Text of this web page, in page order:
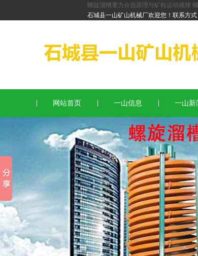
螺旋溜槽重力分选原理与矿粒运动规律
红石螺旋溜槽 锆英石螺旋溜槽 重金石螺
石城县一山矿山机械厂欢迎您！联系方式
网站首页 一山信息 一山新